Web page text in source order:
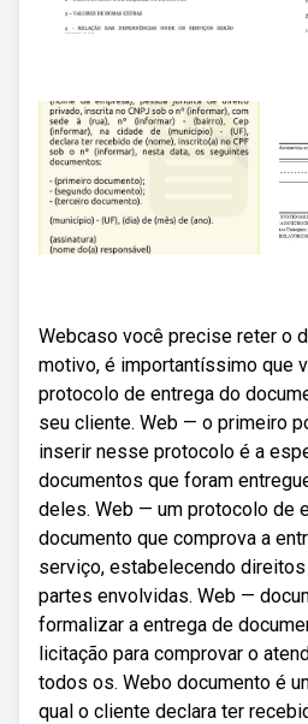
Webcaso você precise reter o
motivo, é importantíssimo que
protocolo de entrega do
seu cliente. Web — o primeiro
inserir nesse protocolo é a
documentos que foram
deles. Web — um protocolo de
documento que comprova a
serviço, estabelecendo
partes envolvidas. Web —
formalizar a entrega de
licitação para comprovar o
todos os. Webo documento é
qual o cliente declara ter